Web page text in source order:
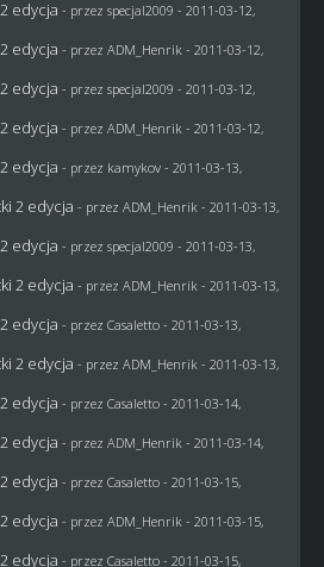
edycja - przez specjal2009 - 2011-03-12,
edycja - przez ADM_Henrik - 2011-03-12,
edycja - przez specjal2009 - 2011-03-12,
edycja - przez ADM_Henrik - 2011-03-12,
edycja - przez kamykov- 2011-03-13,
2 edycja - przez ADM_Henrik - 2011-03-13,
edycja - przez specjal2009 - 2011-03-13,
2 edycja - przez ADM_Henrik - 2011-03-13,
edycja - przez Casaletto- 2011-03-13,
2 edycja - przez ADM_Henrik - 2011-03-13,
edycja - przez Casaletto- 2011-03-14,
edycja - przez ADM_Henrik - 2011-03-14,
edycja - przez Casaletto- 2011-03-15,
edycja - przez ADM_Henrik - 2011-03-15,
edycja - przez Casaletto- 2011-03-15,